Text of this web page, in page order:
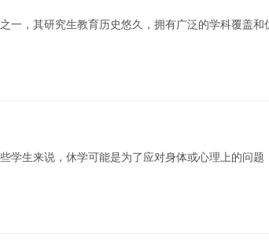
一，其研究生教育历史悠久，拥有广泛的学科覆盖和
学生来说，休学可能是为了应对身体或心理上的问题